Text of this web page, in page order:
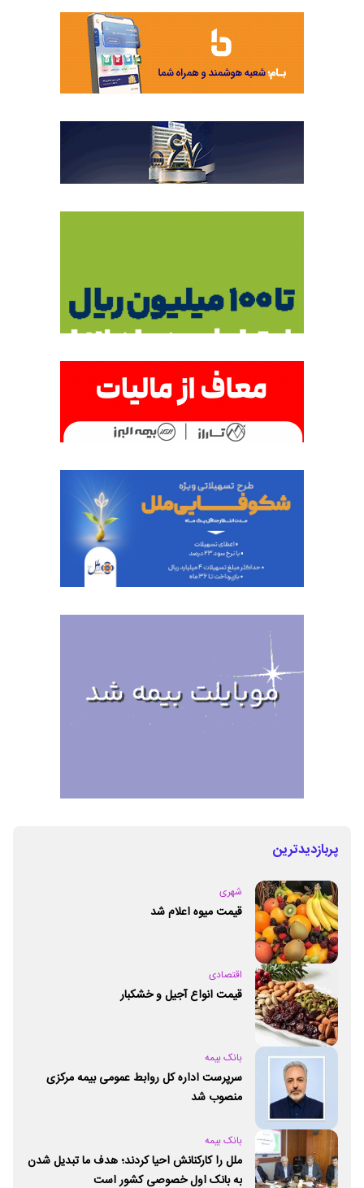
پربازدیدترین
شهری
قیمت میوه اعلام شد
اقتصادی
قیمت انواع آجیل و خشکبار
بانک بیمه
سرپرست اداره کل روابط عمومی بیمه مرکزی
منصوب شد
بانک بیمه
ملل را کارکنانش احیا کردند؛ هدف ما تبدیل شدن
به بانک اول خصوصی کشور است